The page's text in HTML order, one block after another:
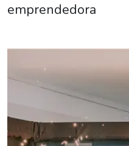
emprendedora